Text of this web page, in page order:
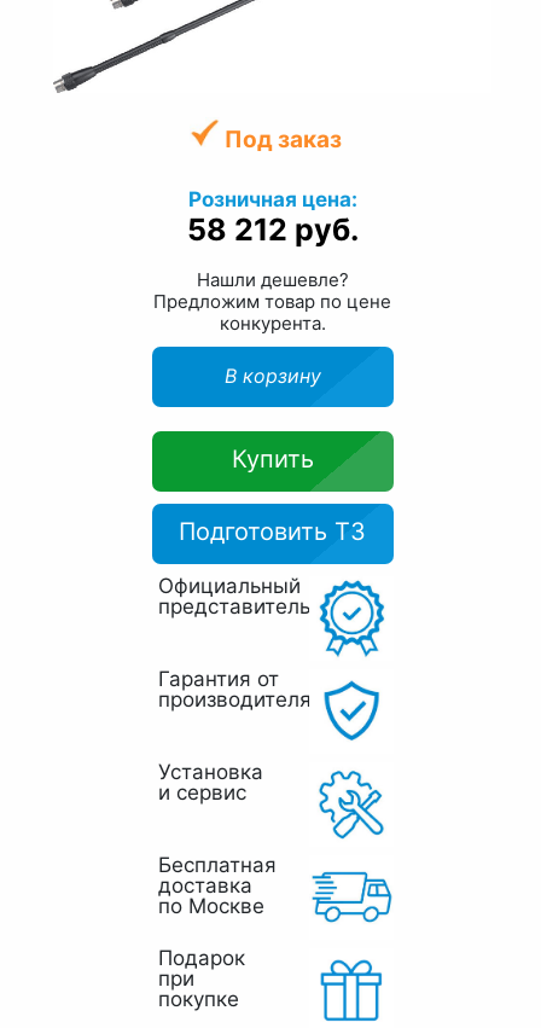
Под заказ
Розничная цена:
58 212 руб.
Нашли дешевле?
Предложим товар по цене
конкурента.
В корзину
Купить
Подготовить ТЗ
Официальный
представитель
Гарантия от
производителя
Установка
и сервис
Бесплатная
доставка
по Москве
Подарок
при
покупке